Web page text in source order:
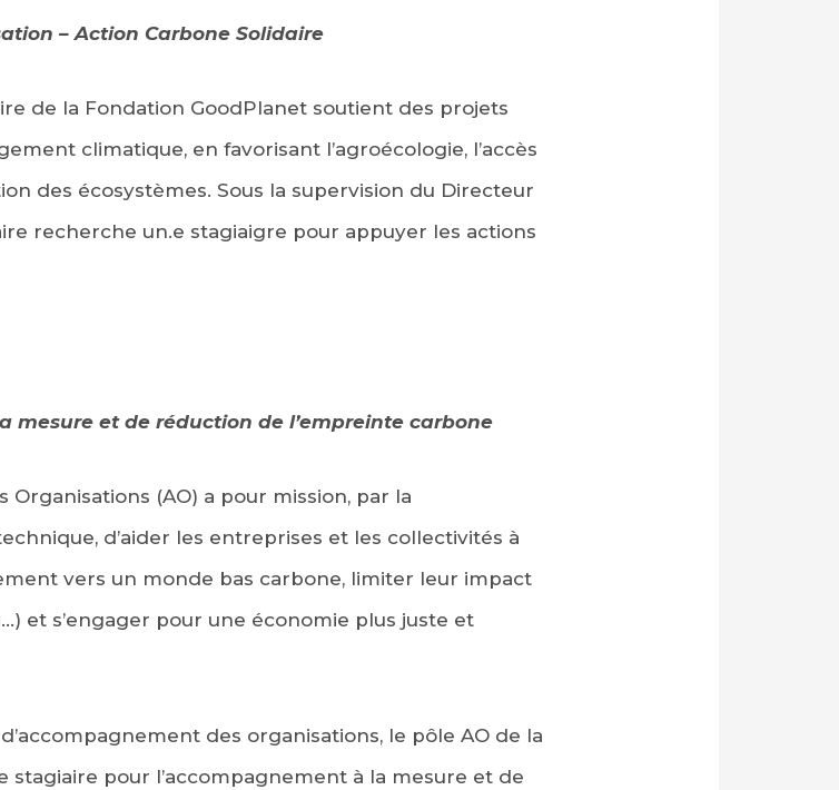
– Action Carbone Solidaire
de la Fondation GoodPlanet soutient des projets
climatique, en favorisant l’agroécologie, l’accès
des écosystèmes. Sous la supervision du Directeur
recherche un.e stagiaigre pour appuyer les actions
mesure et de réduction de l’empreinte carbone
(AO) a pour mission, par la
d’aider les entreprises et les collectivités à
vers un monde bas carbone, limiter leur impact
et s’engager pour une économie plus juste et
des organisations, le pôle AO de la
pour l’accompagnement à la mesure et de